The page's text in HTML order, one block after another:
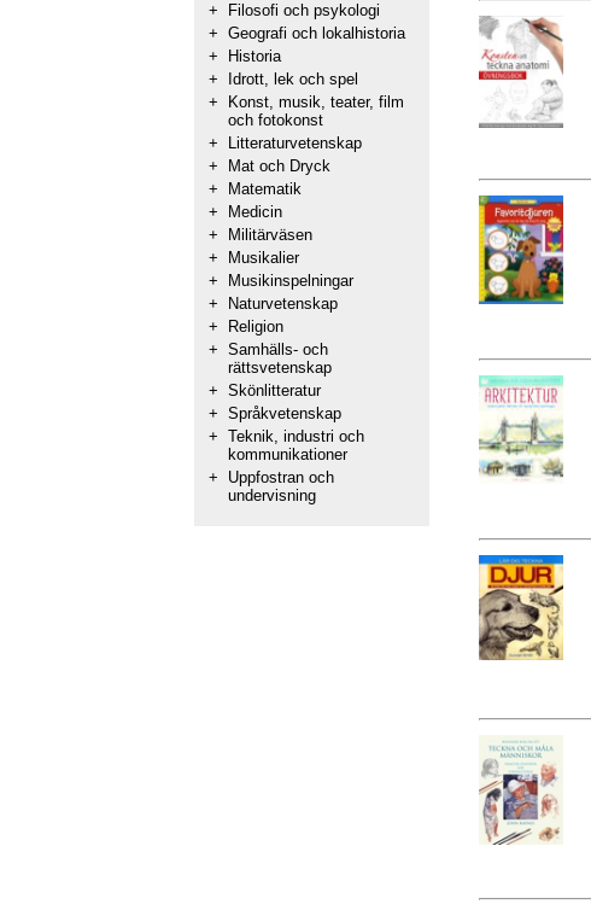
+
Filosofi och psykologi
+ Geografi och lokalhistoria
+
Historia
+
Idrott, lek och spel
+
Konst, musik, teater, film
och fotokonst
+
Litteraturvetenskap
+
Mat och Dryck
+
Matematik
+
Medicin
+
Militärväsen
+
Musikalier
+
Musikinspelningar
+
Naturvetenskap
+
Religion
+ Samhälls- och
rättsvetenskap
+ Skönlitteratur
+ Språkvetenskap
+ Teknik, industri och
kommunikationer
+
Uppfostran och
undervisning